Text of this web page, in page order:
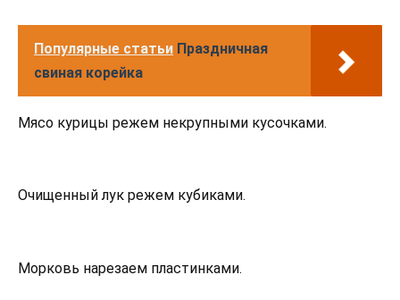
Популярные статьи Праздничная
свиная корейка
Мясо курицы режем некрупными кусочками.
Очищенный лук режем кубиками.
Морковь нарезаем пластинками.